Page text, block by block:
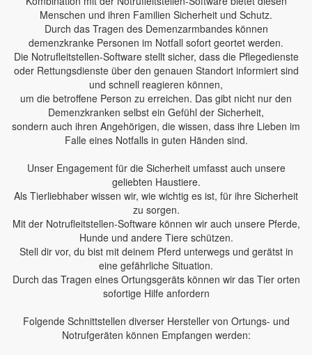
Menschen und ihren Familien Sicherheit und Schutz.
Durch das Tragen des Demenzarmbandes können
demenzkranke Personen im Notfall sofort geortet werden.
Die Notrufleitstellen-Software stellt sicher, dass die Pflegedienste
oder Rettungsdienste über den genauen Standort informiert sind
und schnell reagieren können,
um die betroffene Person zu erreichen. Das gibt nicht nur den
Demenzkranken selbst ein Gefühl der Sicherheit,
sondern auch ihren Angehörigen, die wissen, dass ihre Lieben im
Falle eines Notfalls in guten Händen sind.
Unser Engagement für die Sicherheit umfasst auch unsere
geliebten Haustiere.
Als Tierliebhaber wissen wir, wie wichtig es ist, für ihre Sicherheit
zu sorgen.
Mit der Notrufleitstellen-Software können wir auch unsere Pferde,
Hunde und andere Tiere schützen.
Stell dir vor, du bist mit deinem Pferd unterwegs und gerätst in
eine gefährliche Situation.
Durch das Tragen eines Ortungsgeräts können wir das Tier orten
sofortige Hilfe anfordern
Folgende Schnittstellen diverser Hersteller von Ortungs- und
Notrufgeräten können Empfangen werden: